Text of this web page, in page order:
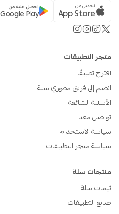
تحميل من
App Store احصل عليه من
Google Play
متجر التطبيقات
اقترح تطبيقًا
انضم إلى فريق مطوري سلة
الأسئلة الشائعة
تواصل معنا
سياسة الاستخدام
سياسة متجر التطبيقات
منتجات سلة
ثيمات سلة
صانع التطبيقات